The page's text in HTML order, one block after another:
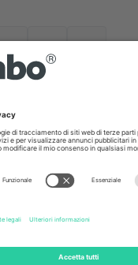
1540, Sofia,
e/o al dominio.
l'impronta e i